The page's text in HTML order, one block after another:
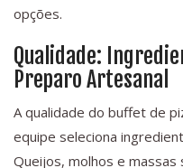
opções.
Qualidade:
Preparo Artesanal
A qualidade do buffet de
equipe seleciona
Queijos, molhos e